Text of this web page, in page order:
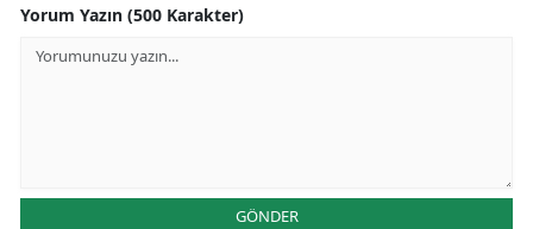
Yorum Yazın (500 Karakter)
GÖNDER